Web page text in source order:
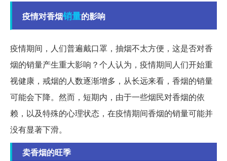
疫情对香烟销量的影响
疫情期间，人们普遍戴口罩，抽烟不太方便，这是否对香
烟的销量产生重大影响？个人认为，疫情期间人们开始重
视健康，戒烟的人数逐渐增多，从长远来看，香烟的销量
可能会下降。然而，短期内，由于一些烟民对香烟的依
赖，以及特殊的心理状态，在疫情期间香烟的销量可能并
没有显著下滑。
卖香烟的旺季